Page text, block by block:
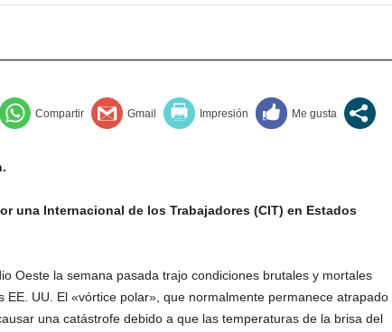
una Internacional de los Trabajadores (CIT) en Estados
Oeste la semana pasada trajo condiciones brutales y mortales
EE. UU. El «vórtice polar», que normalmente permanece atrapado
una catástrofe debido a que las temperaturas de la brisa del